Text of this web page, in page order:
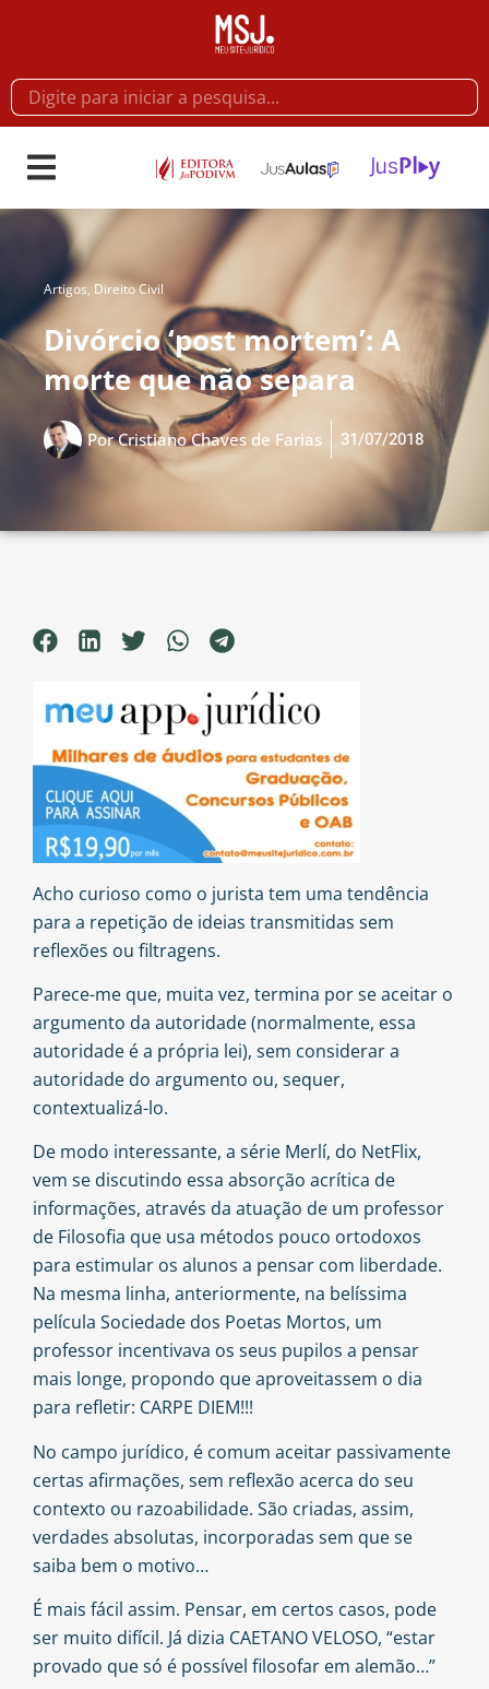
Artigos, Direito Civil
Divórcio ‘post mortem’: A
morte que não separa
PorCristiano Chaves de Farias 31/07/2018
Acho curioso como o jurista tem uma tendência
para a repetição de ideias transmitidas sem
reflexões ou filtragens.
Parece-me que, muita vez, termina por se aceitar o
argumento da autoridade (normalmente, essa
autoridade é a própria lei), sem considerar a
autoridade do argumento ou, sequer,
contextualizá-lo.
De modo interessante, a série Merlí, do NetFlix,
vem se discutindo essa absorção acrítica de
informações, através da atuação de um professor
de Filosofia que usa métodos pouco ortodoxos
para estimular os alunos a pensar com liberdade.
Na mesma linha, anteriormente, na belíssima
película Sociedade dos Poetas Mortos, um
professor incentivava os seus pupilos a pensar
mais longe, propondo que aproveitassem o dia
para refletir: CARPE DIEM!!!
No campo jurídico, é comum aceitar passivamente
certas afirmações, sem reflexão acerca do seu
contexto ou razoabilidade. São criadas, assim,
verdades absolutas, incorporadas sem que se
saiba bem o motivo…
É mais fácil assim. Pensar, em certos casos, pode
ser muito difícil. Já dizia CAETANO VELOSO, “estar
provado que só é possível filosofar em alemão…”